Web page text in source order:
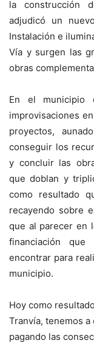
la construcción
adjudicó un
Instalación e
Vía y surgen las
obras
En el municipio
improvisaciones
proyectos,
conseguir los
y concluir las
que doblan y
como resultado
recayendo sobre
que al parecer en
financiación
encontrar para
municipio.
Hoy como
Tranvía, tenemos
pagando las